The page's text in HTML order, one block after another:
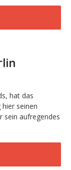
hat das
seinen
sein aufregendes